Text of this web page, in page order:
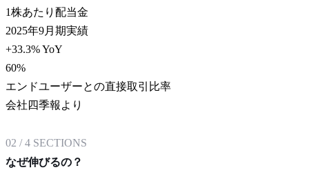
1株あたり配当金
2025年9月期実績
+33.3% YoY
60%
エンドユーザーとの直接取引比率
会社四季報より
02 /4 SECTIONS
なぜ伸びるの？